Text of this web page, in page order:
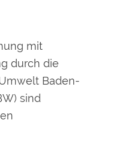
mit
durch die
Baden-
sind